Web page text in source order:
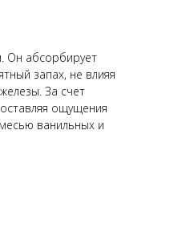
Он абсорбирует
запах, не влияя
За счет
ощущения
ванильных и